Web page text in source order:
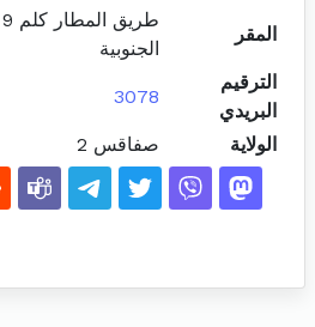
المقر
الجنوبية
الترقيم
البريدي
3078
الولاية صفاقس 2